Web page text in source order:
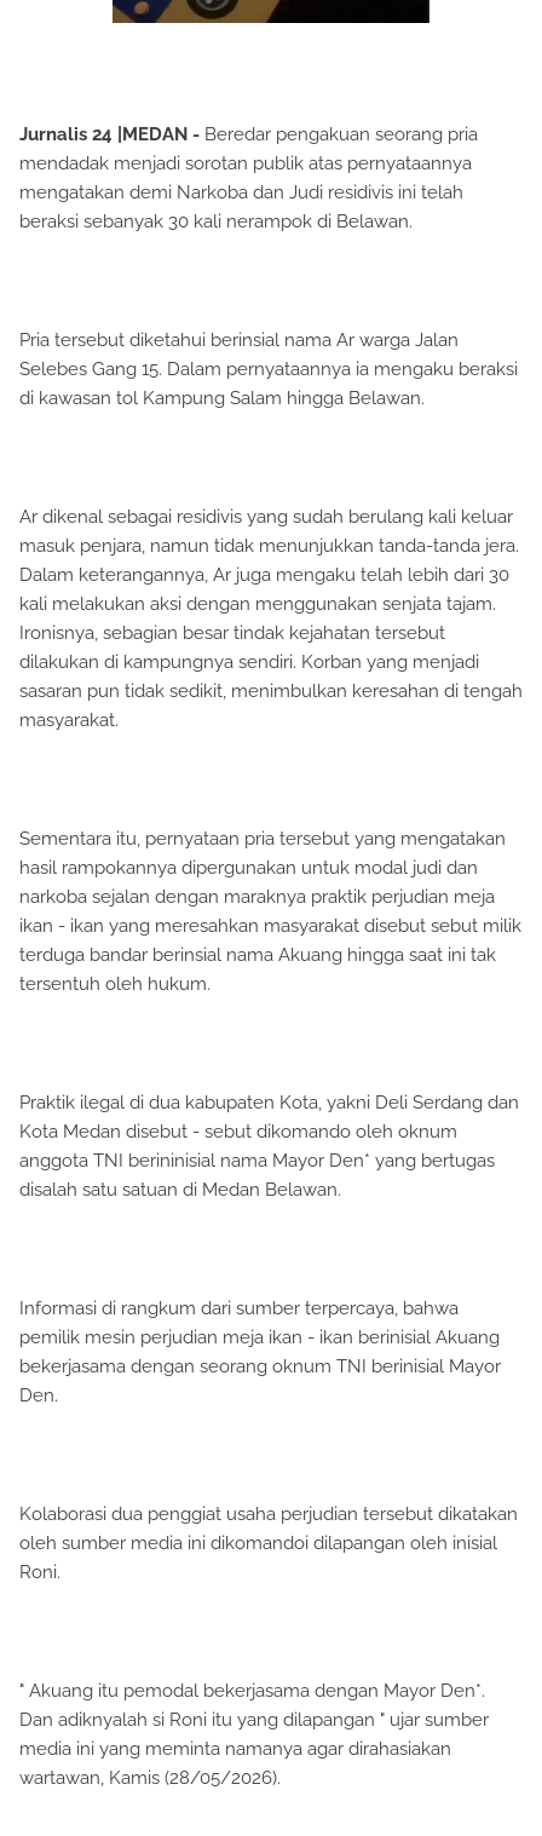
Jurnalis 24 |MEDAN - Beredar pengakuan seorang pria
mendadak menjadi sorotan publik atas pernyataannya
mengatakan demi Narkoba dan Judi residivis ini telah
beraksi sebanyak 30 kali nerampok di Belawan.
Pria tersebut diketahui berinsial nama Ar warga Jalan
Selebes Gang 15. Dalam pernyataannya ia mengaku beraksi
di kawasan tol Kampung Salam hingga Belawan.
Ar dikenal sebagai residivis yang sudah berulang kali keluar
masuk penjara, namun tidak menunjukkan tanda-tanda jera.
Dalam keterangannya, Ar juga mengaku telah lebih dari 30
kali melakukan aksi dengan menggunakan senjata tajam.
Ironisnya, sebagian besar tindak kejahatan tersebut
dilakukan di kampungnya sendiri. Korban yang menjadi
sasaran pun tidak sedikit, menimbulkan keresahan di tengah
masyarakat.
Sementara itu, pernyataan pria tersebut yang mengatakan
hasil rampokannya dipergunakan untuk modal judi dan
narkoba sejalan dengan maraknya praktik perjudian meja
ikan - ikan yang meresahkan masyarakat disebut sebut milik
terduga bandar berinsial nama Akuang hingga saat ini tak
tersentuh oleh hukum.
Praktik ilegal di dua kabupaten Kota, yakni Deli Serdang dan
Kota Medan disebut - sebut dikomando oleh oknum
anggota TNI berininisial nama Mayor Den* yang bertugas
disalah satu satuan di Medan Belawan.
Informasi di rangkum dari sumber terpercaya, bahwa
pemilik mesin perjudian meja ikan - ikan berinisial Akuang
bekerjasama dengan seorang oknum TNI berinisial Mayor
Den.
Kolaborasi dua penggiat usaha perjudian tersebut dikatakan
oleh sumber media ini dikomandoi dilapangan oleh inisial
Roni.
" Akuang itu pemodal bekerjasama dengan Mayor Den*.
Dan adiknyalah si Roni itu yang dilapangan " ujar sumber
media ini yang meminta namanya agar dirahasiakan
wartawan, Kamis (28/05/2026).